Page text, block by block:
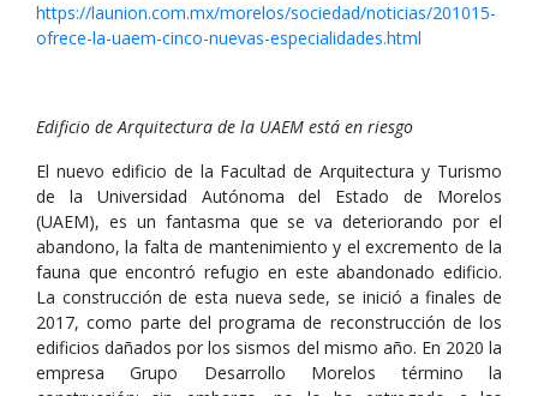
https://launion.com.mx/morelos/sociedad/noticias/201015-
ofrece-la-uaem-cinco-nuevas-especialidades.html
Edificio de Arquitectura de la UAEM está en riesgo
El nuevo edificio de la Facultad de Arquitectura y Turismo
de la Universidad Autónoma del Estado de Morelos
(UAEM), es un fantasma que se va deteriorando por el
abandono, la falta de mantenimiento y el excremento de la
fauna que encontró refugio en este abandonado edificio.
La construcción de esta nueva sede, se inició a finales de
2017, como parte del programa de reconstrucción de los
edificios dañados por los sismos del mismo año. En 2020 la
empresa Grupo Desarrollo Morelos término la